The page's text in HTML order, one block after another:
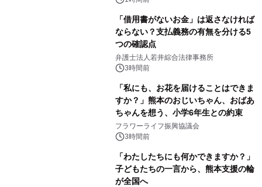
「借用書がないお金」は返さなければ
ならない？支払義務の有無を分ける5
つの確認点
弁護士法人若井綜合法律事務所
3時間前
「私にも、お花を届けることはできま
すか？」熊本のおじいちゃん、おばあ
ちゃんを想う、小学6年生との約束
フラワーライフ振興協議会
3時間前
「わたしたちにも何かできますか？」
子どもたちの一言から、熊本支援の輪
が全国へ